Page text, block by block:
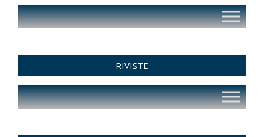
RIVISTE